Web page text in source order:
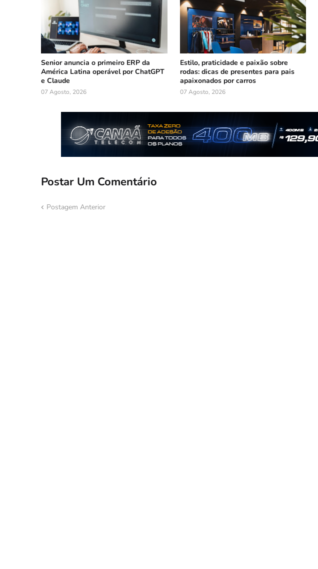
Senior anuncia o primeiro ERP da
América Latina operável por ChatGPT
e Claude
07 Agosto, 2026
Estilo, praticidade e paixão sobre
rodas: dicas de presentes para pais
apaixonados por carros
07 Agosto, 2026
Postar Um Comentário
Postagem Anterior